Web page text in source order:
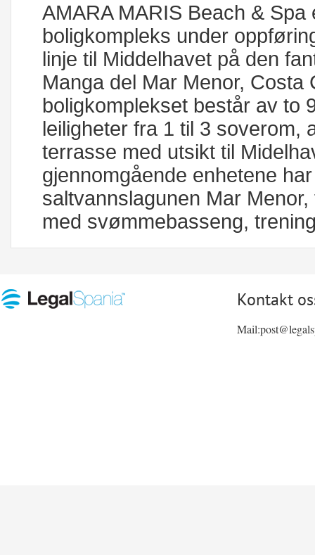
AMARA MARIS Beach &
boligkompleks under
linje til Middelhavet på den
Manga del Mar Menor, Costa
boligkomplekset består av to
leiligheter fra 1 til 3 soverom,
terrasse med utsikt til
gjennomgående enhetene
saltvannslagunen Mar
med svømmebasseng,
Kontakt